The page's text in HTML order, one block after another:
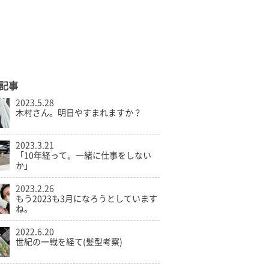
事
2023.5.28
木村さん。明日やすまれますか？
2023.3.21
「10年経って。一緒に仕事をしない
か」
2023.2.26
もう2023も3月になろうとしています
ね。
2022.6.20
世紀の一戦を経て(髪型考察)